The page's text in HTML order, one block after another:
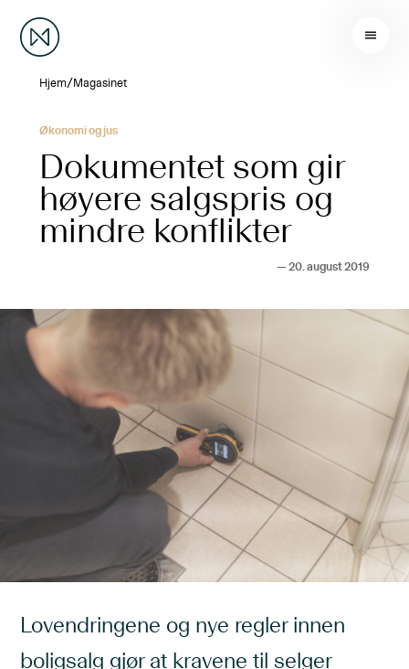
Hjem/ Magasinet
Dokumentet som gir
høyere salgspris og
mindre konflikter
Økonomi og jus
—20. august 2019
Lovendringene og nye regler innen
boligsalg gjør at kravene til selger